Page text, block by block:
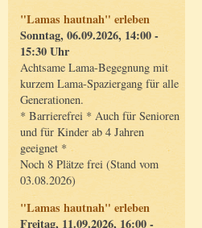
"Lamas hautnah" erleben
Sonntag, 06.09.2026, 14:00 -
15:30 Uhr
Achtsame Lama-Begegnung mit
kurzem Lama-Spaziergang für alle
Generationen.
* Barrierefrei * Auch für Senioren
und für Kinder ab 4 Jahren
geeignet *
Noch 8 Plätze frei (Stand vom
03.08.2026)
"Lamas hautnah" erleben
Freitag, 11.09.2026, 16:00 -